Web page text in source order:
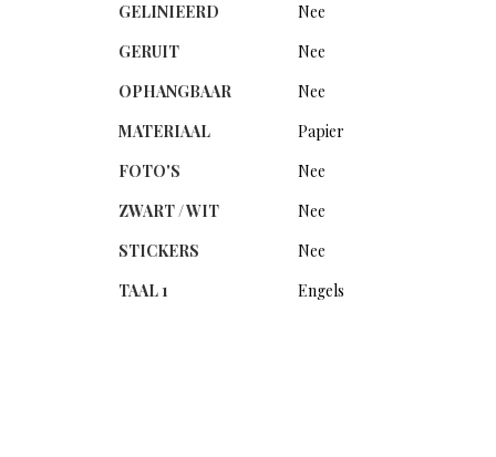
GELINIEERD
Nee
GERUIT
Nee
OPHANGBAAR
Nee
MATERIAAL
Papier
FOTO'S
Nee
ZWART / WIT
Nee
STICKERS
Nee
TAAL 1
Engels